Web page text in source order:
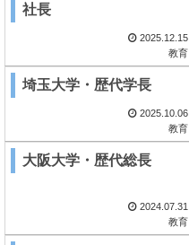
社長
2025.12.15
教育
埼玉大学・歴代学長
2025.10.06
教育
大阪大学・歴代総長
2024.07.31
教育